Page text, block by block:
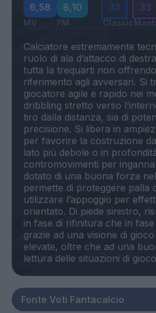
6,58
MV
8,10
FM
33
Classic
33
Calciatore estremamente
ruolo di ala d’attacco di
tutta la trequarti non
riferimento agli avversari. Si
giocatore agile e rapido nei
dribbling stretto verso
tiro dalla distanza, sia di
precisione. Si libera in
per favorire la costruzione
lato più debole o in
contromovimenti per
dotato di una buona forza
permette di proteggere palla
utilizzare l’appoggio per
orientato. Di piede sinistro,
in fase di rifinitura che in
grazie ad una visione di
elevate, oltre che ad una